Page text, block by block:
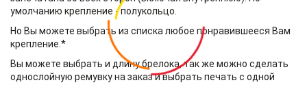
умолчанию крепление - полукольцо.
Но Вы можете выбрать из списка любое понравившееся Вам
крепление.*
Вы можете выбрать и длину брелока, так же можно сделать
однослойную ремувку на заказ и выбрать печать с одной